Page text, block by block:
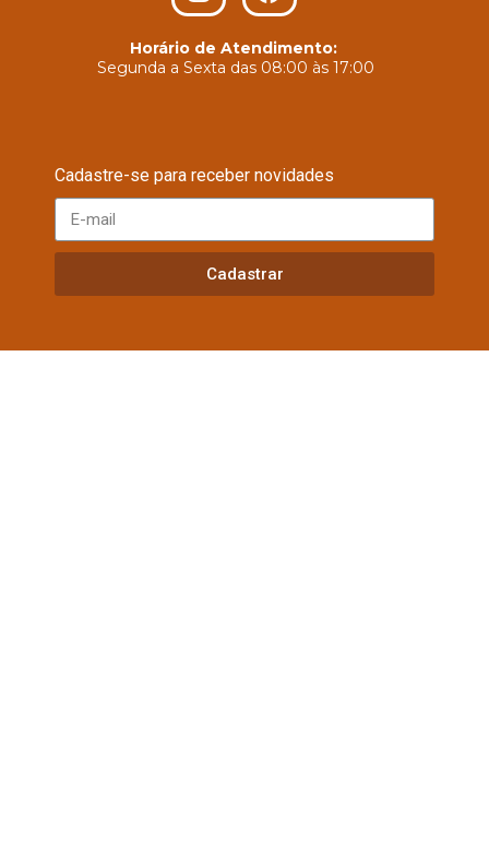
Horário de Atendimento:
Segunda a Sexta das 08:00 às 17:00
Cadastre-se para receber novidades
Cadastrar